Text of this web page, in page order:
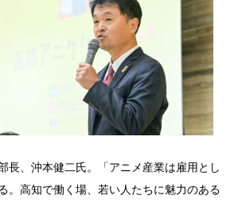
長、沖本健二氏。「アニメ産業は雇用とし
。高知で働く場、若い人たちに魅力のある